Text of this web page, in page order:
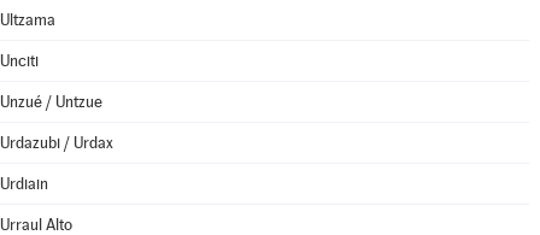
Ultzama
Unciti
Unzué / Untzue
Urdazubi / Urdax
Urdiain
Urraul Alto